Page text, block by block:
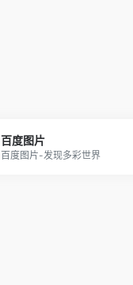
百度图片
百度图片-发现多彩世界